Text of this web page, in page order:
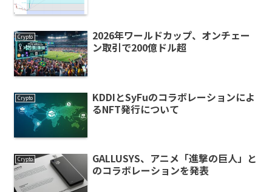
Crypto
2026年ワールドカップ、オンチェー
ン取引で200億ドル超
Crypto
KDDIとSyFuのコラボレーションによ
るNFT発行について
Crypto
GALLUSYS、アニメ「進撃の巨人」と
のコラボレーションを発表